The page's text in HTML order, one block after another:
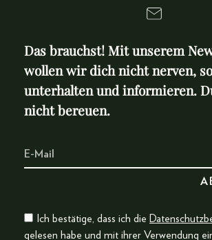
Das brauchst! Mit unserem
wollen wir dich nicht nerven,
unterhalten und informieren.
nicht bereuen.
Ich bestätige, dass ich die
gelesen habe und mit ihrer Verwendung